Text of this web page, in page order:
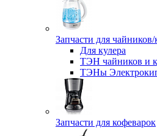
Запчасти для чайников/
Для кулера
ТЭН чайников и
ТЭНы
Запчасти для кофеварок